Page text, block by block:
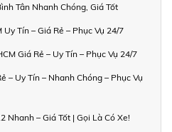
Tân Nhanh Chóng, Giá Tốt
Tín – Giá Rẻ – Phục Vụ 24/7
Giá Rẻ – Uy Tín – Phục Vụ 24/7
– Uy Tín – Nhanh Chóng – Phục Vụ
Nhanh – Giá Tốt | Gọi Là Có Xe!